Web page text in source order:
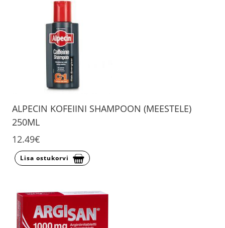
ALPECIN KOFEIINI SHAMPOON (MEESTELE)
250ML
12.49€
Lisa ostukorvi